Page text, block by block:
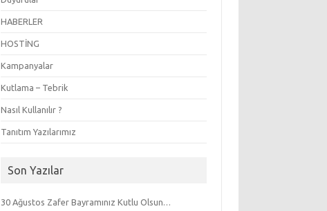
HABERLER
HOSTİNG
Kampanyalar
Kutlama – Tebrik
Nasıl Kullanılır ?
Tanıtım Yazılarımız
Son Yazılar
30 Ağustos Zafer Bayramınız Kutlu Olsun…